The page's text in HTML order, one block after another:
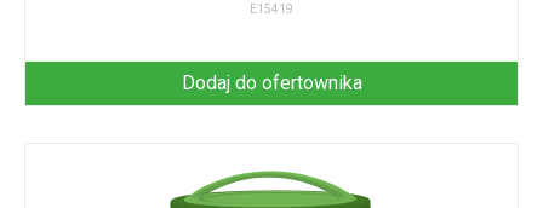
E15419
Dodaj do ofertownika